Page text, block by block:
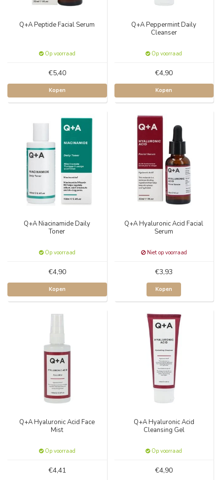
Q+A Peptide Facial Serum
Op voorraad
€5,40
Kopen
Q+A Peppermint Daily
Cleanser
Op voorraad
€4,90
Kopen
Q+A Niacinamide Daily
Toner
Op voorraad
€4,90
Kopen
Q+A Hyaluronic Acid Facial
Serum
Niet op voorraad
€3,93
Kopen
Q+A Hyaluronic Acid Face
Mist
Op voorraad
€4,41
Q+A Hyaluronic Acid
Cleansing Gel
Op voorraad
€4,90